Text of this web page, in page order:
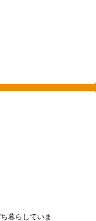
暮らしていま